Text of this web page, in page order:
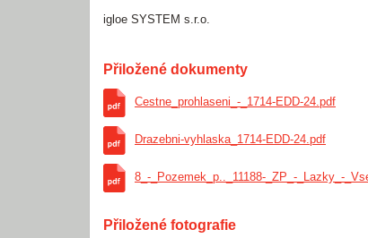
igloe SYSTEM s.r.o.
Přiložené dokumenty
Cestne_prohlaseni_-_1714-EDD-24.pdf
Drazebni-vyhlaska_1714-EDD-24.pdf
8_-_Pozemek_p.._11188-_ZP_-_Lazky_-
Přiložené fotografie